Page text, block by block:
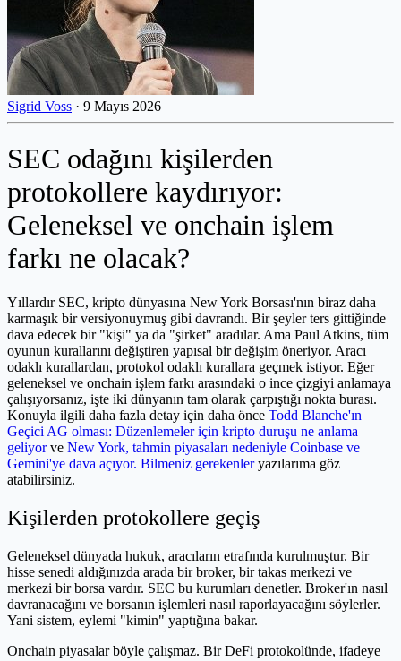
Sigrid Voss · 9 Mayıs 2026
SEC odağını kişilerden
protokollere kaydırıyor:
Geleneksel ve onchain işlem
farkı ne olacak?
Yıllardır SEC, kripto dünyasına New York Borsası'nın biraz daha
karmaşık bir versiyonuymuş gibi davrandı. Bir şeyler ters gittiğinde
dava edecek bir "kişi" ya da "şirket" aradılar. Ama Paul Atkins, tüm
oyunun kurallarını değiştiren yapısal bir değişim öneriyor. Aracı
odaklı kurallardan, protokol odaklı kurallara geçmek istiyor. Eğer
geleneksel ve onchain işlem farkı arasındaki o ince çizgiyi anlamaya
çalışıyorsanız, işte iki dünyanın tam olarak çarpıştığı nokta burası.
Konuyla ilgili daha fazla detay için daha önce Todd Blanche'ın
Geçici AG olması: Düzenlemeler için kripto duruşu ne anlama
geliyorve New York, tahmin piyasaları nedeniyle Coinbase ve
Gemini'ye dava açıyor. Bilmeniz gerekenleryazılarıma göz
atabilirsiniz.
Kişilerden protokollere geçiş
Geleneksel dünyada hukuk, aracıların etrafında kurulmuştur. Bir
hisse senedi aldığınızda arada bir broker, bir takas merkezi ve
merkezi bir borsa vardır. SEC bu kurumları denetler. Broker'ın nasıl
davranacağını ve borsanın işlemleri nasıl raporlayacağını söylerler.
Yani sistem, eylemi "kimin" yaptığına bakar.
Onchain piyasalar böyle çalışmaz. Bir DeFi protokolünde, ifadeye